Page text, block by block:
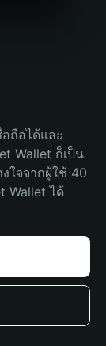
ถือได้และ
Wallet ก็เป็น
ใจจากผู้ใช้ 40
Wallet ได้